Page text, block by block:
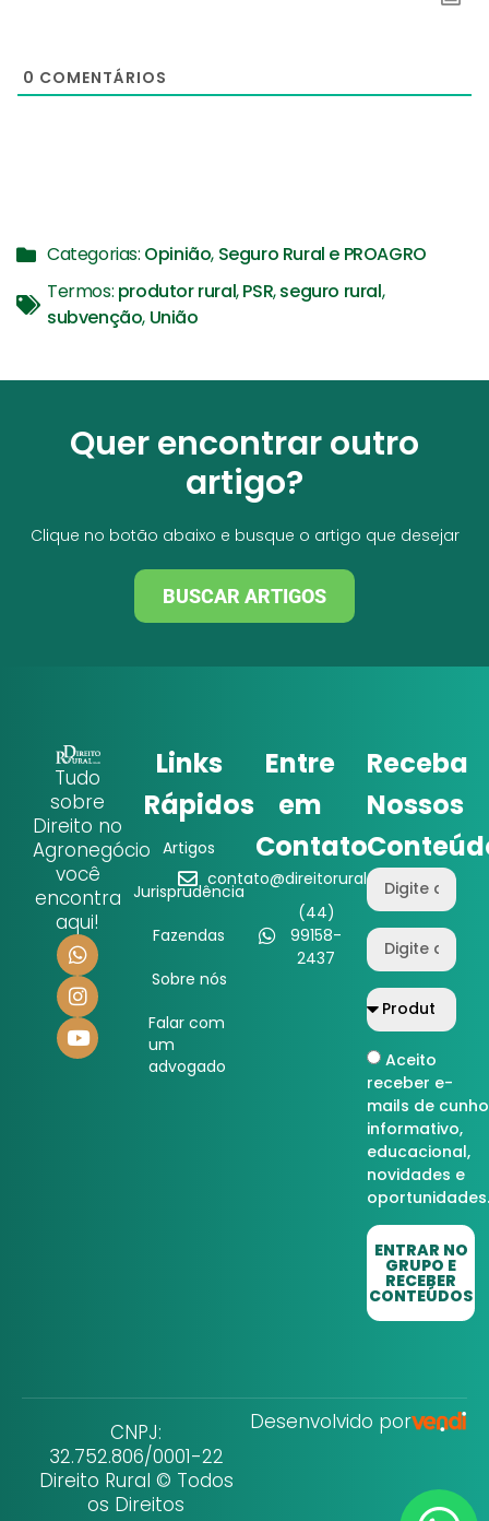
0 COMENTÁRIOS
Categorias: Opinião, Seguro Rural e PROAGRO
Termos: produtor rural,PSR,seguro rural,
subvenção, União
Quer encontrar outro
artigo?
Clique no botão abaixo e busque o artigo que desejar
BUSCAR ARTIGOS
Tudo
sobre
Direito no
Agronegócio
você
encontra
aqui!
Links
Rápidos
Artigos
Jurisprudência
Fazendas
Sobre nós
Falar com
um
advogado
Entre
em
Contato
contato@direitorural.com.br
(44)
99158-
2437
Receba
Nossos
Aceito
receber e-
mails de cunho
informativo,
educacional,
novidades e
oportunidades.
ENTRAR NO
GRUPO E
RECEBER
CONTEÚDOS
CNPJ:
32.752.806/0001-22
Direito Rural © Todos
os Direitos
Desenvolvido por